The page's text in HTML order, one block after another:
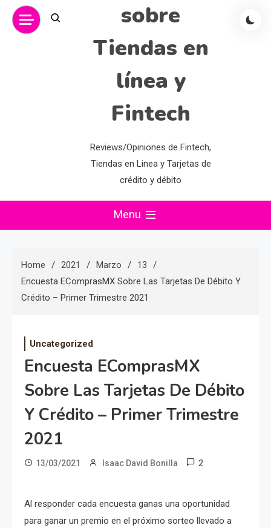
sobre
Tiendas en
línea y
Fintech
Reviews/Opiniones de Fintech,
Tiendas en Linea y Tarjetas de
crédito y débito
Menu
Home 2021 Marzo
13
Encuesta EComprasMX Sobre Las Tarjetas De Débito Y
Crédito – Primer Trimestre 2021
Uncategorized
Encuesta EComprasMX
Sobre Las Tarjetas De Débito
Y Crédito – Primer Trimestre
2021
13/03/2021 Isaac David Bonilla 2
Al responder cada encuesta ganas una oportunidad
para ganar un premio en el próximo sorteo llevado a